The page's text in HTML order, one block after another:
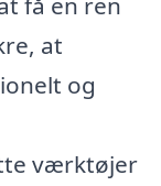
at
og
værktøjer